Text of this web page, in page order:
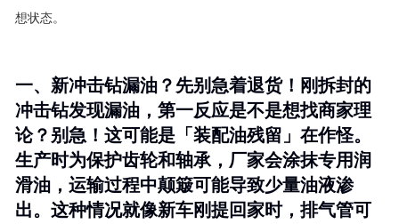
想状态。
一、新冲击钻漏油？先别急着退货！刚拆封的
冲击钻发现漏油，第一反应是不是想找商家理
论？别急！这可能是「装配油残留」在作怪。
生产时为保护齿轮和轴承，厂家会涂抹专用润
滑油，运输过程中颠簸可能导致少量油液渗
出。这种情况就像新车刚提回家时，排气管可